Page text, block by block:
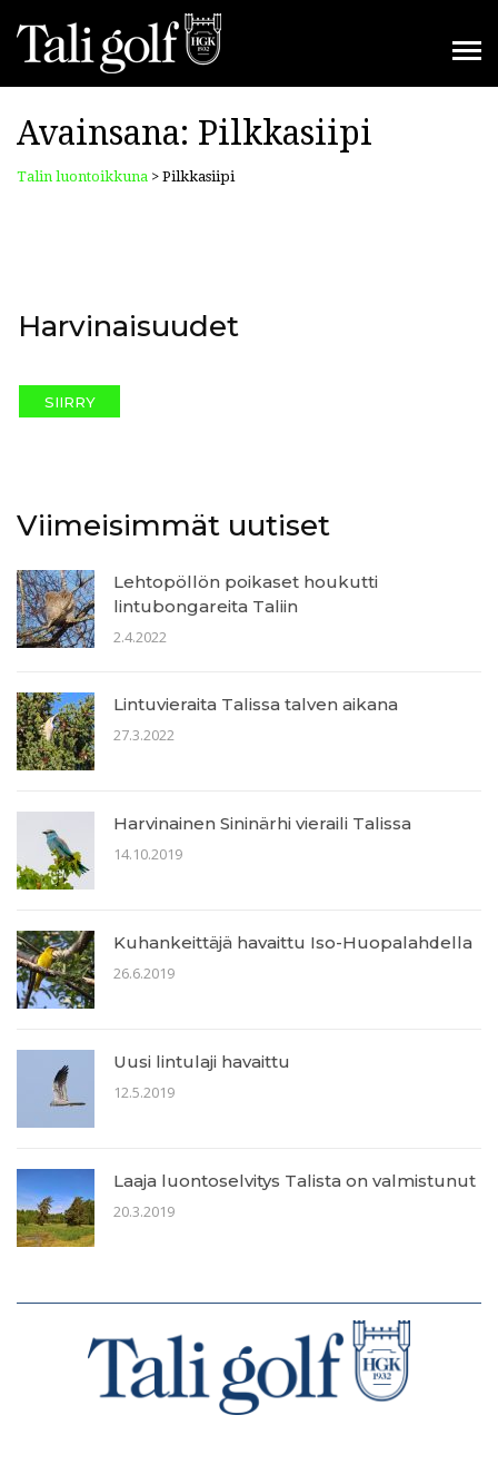
Avainsana: Pilkkasiipi
Talin luontoikkuna > Pilkkasiipi
Harvinaisuudet
SIIRRY
Viimeisimmät uutiset
Lehtopöllön poikaset houkutti
lintubongareita Taliin
2.4.2022
Lintuvieraita Talissa talven aikana
27.3.2022
Harvinainen Sininärhi vieraili Talissa
14.10.2019
Kuhankeittäjä havaittu Iso-Huopalahdella
26.6.2019
Uusi lintulaji havaittu
12.5.2019
Laaja luontoselvitys Talista on valmistunut
20.3.2019